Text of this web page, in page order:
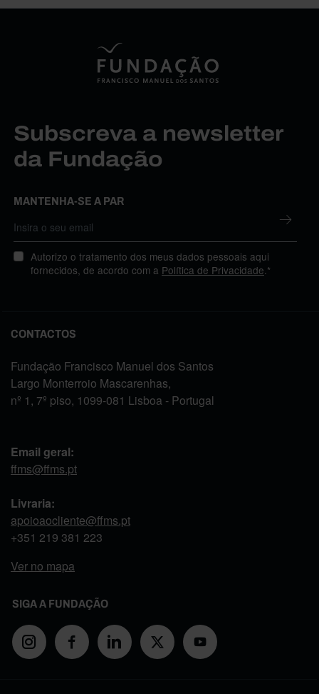
Subscreva a newsletter
da Fundação
MANTENHA-SE A PAR
Autorizo o tratamento dos meus dados pessoais aqui
fornecidos, de acordo com a Política de Privacidade .*
CONTACTOS
Fundação Francisco Manuel dos Santos
Largo Monterroio Mascarenhas,
nº 1, 7º piso, 1099-081 Lisboa - Portugal
Email geral:
ffms@ffms.pt
Livraria:
apoioaocliente@ffms.pt
+351 219 381 223
Ver no mapa
SIGA A FUNDAÇÃO